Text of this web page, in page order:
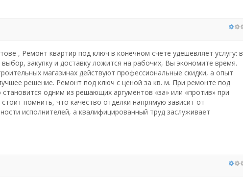
, Ремонт квартир под ключ в конечном счете удешевляет услугу: в
закупку и доставку ложится на рабочих, Вы экономите время.
магазинах действуют профессиональные скидки, а опыт
решение. Ремонт под ключ с ценой за кв. м. При ремонте под
одним из решающих аргументов «за» или «против» при
помнить, что качество отделки напрямую зависит от
исполнителей, а квалифицированный труд заслуживает